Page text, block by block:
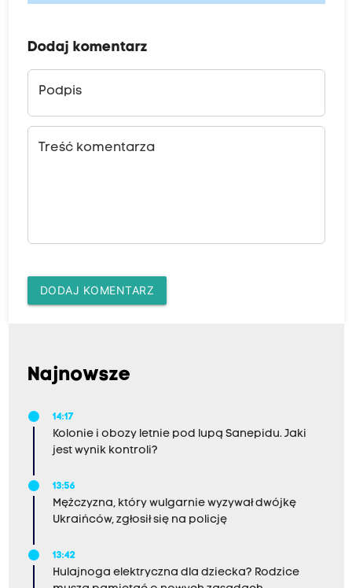
Dodaj komentarz
Podpis
Treść komentarza
DODAJ KOMENTARZ
Najnowsze
14:17
Kolonie i obozy letnie pod lupą Sanepidu. Jaki
jest wynik kontroli?
13:56
Mężczyzna, który wulgarnie wyzywał dwójkę
Ukraińców, zgłosił się na policję
13:42
Hulajnoga elektryczna dla dziecka? Rodzice